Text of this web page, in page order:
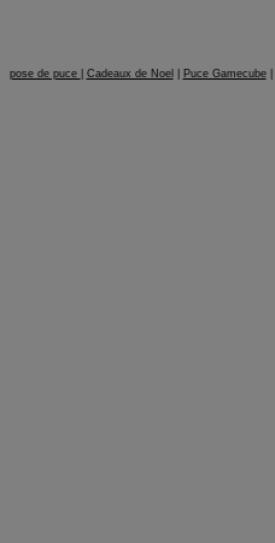
pose de puce
Cadeaux de Noel Puce Gamecube|